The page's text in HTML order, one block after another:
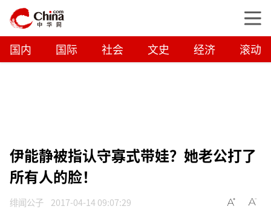
国内 国际 社会 文史 经济 滚动
伊能静被指认守寡式带娃？她老公打了
所有人的脸！
绯闻公子 2017-04-14 09:07:29